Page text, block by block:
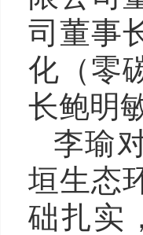
司董事
化（零
长鲍明
李瑜
垣生态
础扎实